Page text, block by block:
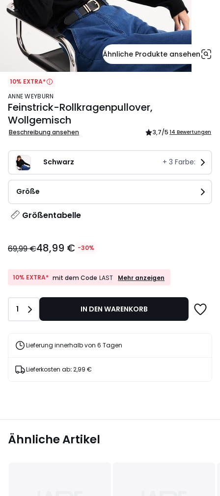
Ähnliche Produkte ansehen
10% EXTRA*
ANNE WEYBURN
Feinstrick-Rollkragenpullover,
Wollgemisch
Beschreibung ansehen 3,7/5 14 Bewertungen
Schwarz + 3 Farbe:
Größe
Größentabelle
€
€
Rabatt
angewendet.
69,99 €48,99 € -30%
10% EXTRA* mit dem Code LAST
10%
Code
LAST
Mehr anzeigen
Anzahl
1 IN DEN WARENKORB
Lieferung innerhalb von 6 Tagen
Lieferkosten ab:2,99 €
Ähnliche Artikel